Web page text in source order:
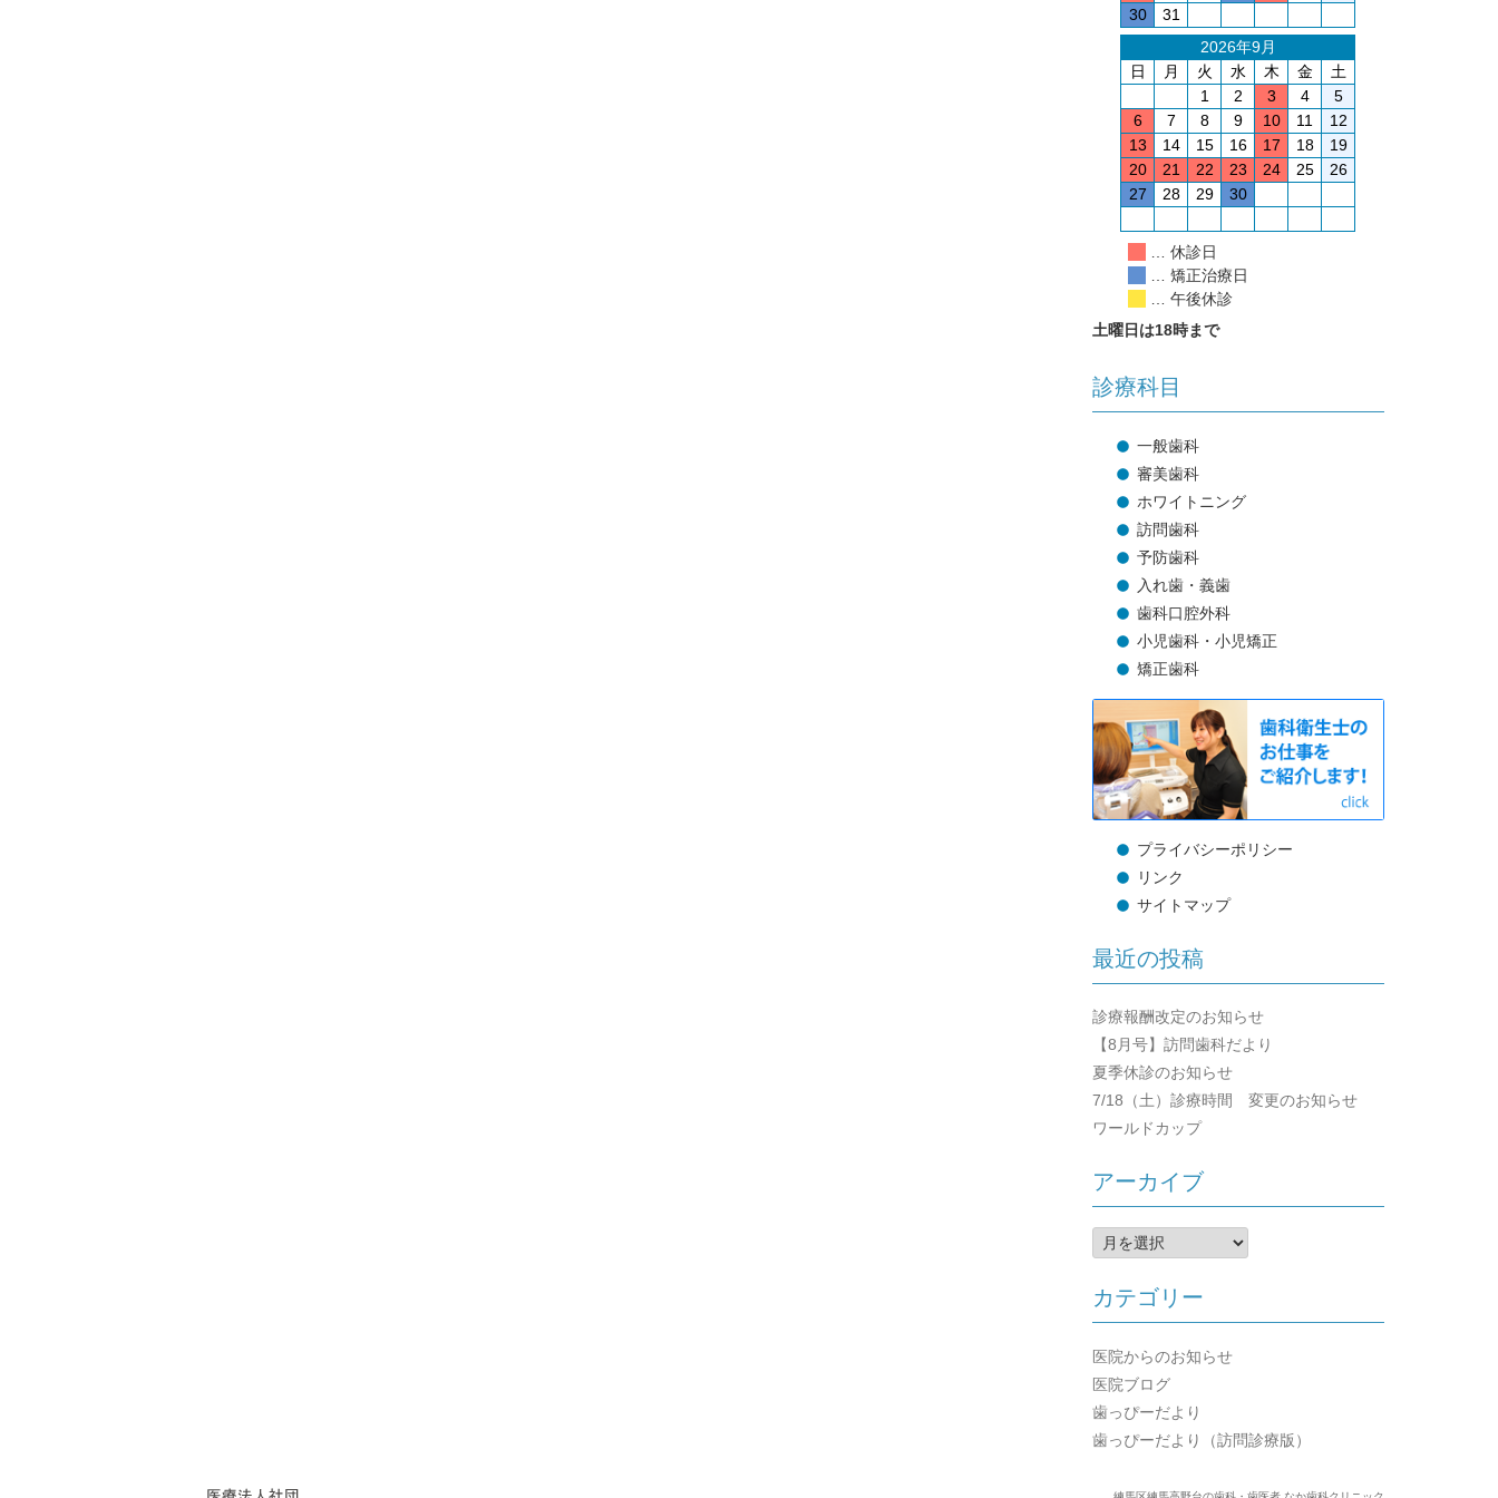
30
31
2026年9月
日
月 火 水 木 金
土
1
2 3 4
5
6
7 8 9 10 11
12
13
14 15 16 17 18
19
20
21 22 23 24 25
26
27
28 29 30
… 休診日
… 矯正治療日
… 午後休診
土曜日は18時まで
診療科目
一般歯科
審美歯科
ホワイトニング
訪問歯科
予防歯科
入れ歯・義歯
歯科口腔外科
小児歯科・小児矯正
矯正歯科
プライバシーポリシー
リンク
サイトマップ
最近の投稿
診療報酬改定のお知らせ
【8月号】訪問歯科だより
夏季休診のお知らせ
7/18（土）診療時間 変更のお知らせ
ワールドカップ
アーカイブ
ア
ー
イ
ブ
カテゴリー
医院からのお知らせ
医院ブログ
歯っぴーだより
歯っぴーだより（訪問診療版）